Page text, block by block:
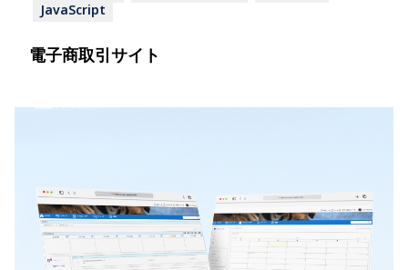
JavaScript
電子商取引サイト